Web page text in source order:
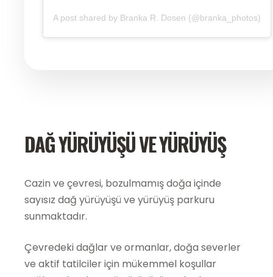
A post shared by Branka R. Dosen (@branka_photos)
DAĞ YÜRÜYÜŞÜ VE YÜRÜYÜŞ
Cazin ve çevresi, bozulmamış doğa içinde
sayısız dağ yürüyüşü ve yürüyüş parkuru
sunmaktadır.
Çevredeki dağlar ve ormanlar, doğa severler
ve aktif tatilciler için mükemmel koşullar